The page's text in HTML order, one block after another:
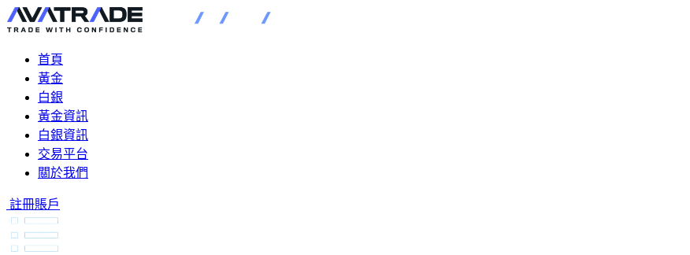
首頁
黃金
白銀
黃金資訊
白銀資訊
交易平台
關於我們
註冊賬戶